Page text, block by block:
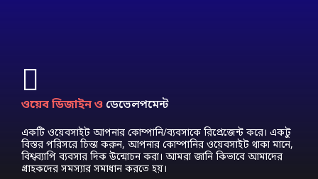
ওয়েব ডিজাইন ও ডেভেলপমেন্ট
একটি ওয়েবসাইট আপনার কোম্পানি/ব্যবসাকে রিপ্রেজেন্ট করে। একটু
বিস্তর পরিসরে চিন্তা করুন, আপনার কোম্পানির ওয়েবসাইট থাকা মানে,
বিশ্বব্যাপি ব্যবসার দিক উন্মোচন করা। আমরা জানি কিভাবে আমাদের
গ্রাহকদের সমস্যার সমাধান করতে হয়।